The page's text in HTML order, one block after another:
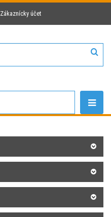
Zákaznícky účet